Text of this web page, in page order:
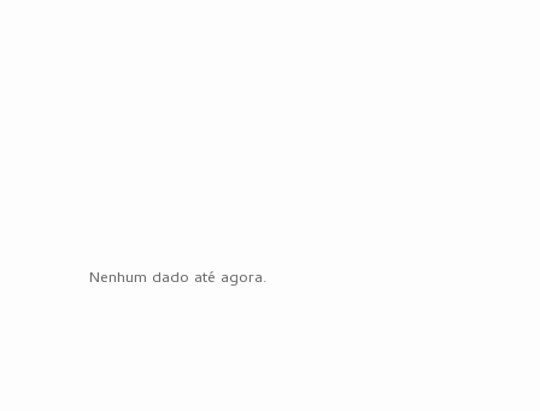
Nenhum dado até agora.